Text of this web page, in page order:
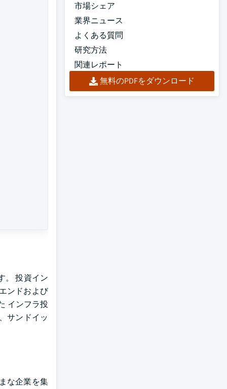
。 投資イン
ンドおよび
インフラ投
サンドイッ
な企業を集
市場シェア
業界ニュース
よくある質問
研究方法
関連レポート
無料のPDFをダウンロード